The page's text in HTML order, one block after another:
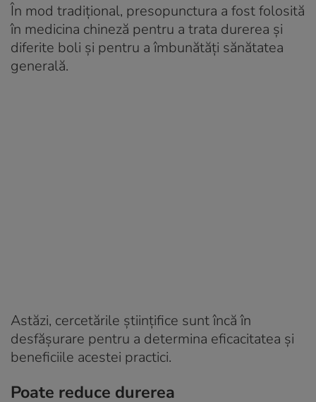
În mod tradițional, presopunctura a fost folosită
în medicina chineză pentru a trata durerea și
diferite boli și pentru a îmbunătăți sănătatea
generală.
Astăzi, cercetările științifice sunt încă în
desfășurare pentru a determina eficacitatea și
beneficiile acestei practici.
Poate reduce durerea